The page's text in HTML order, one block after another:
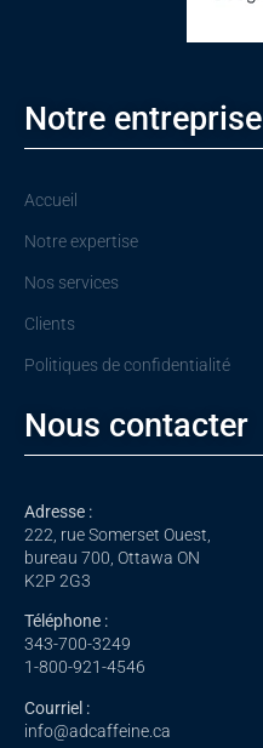
Notre entreprise
Accueil
Notre expertise
Nos services
Clients
Politiques de confidentialité
Nous contacter
Adresse :
222, rue Somerset Ouest,
bureau 700, Ottawa ON
K2P 2G3
Téléphone :
343-700-3249
1-800-921-4546
Courriel :
info@adcaffeine.ca